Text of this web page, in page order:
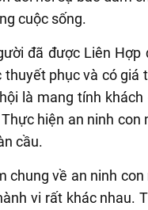
cuộc sống.
đã được Liên
phục và có
là mang tính
hiện an ninh
cầu.
chung về an ninh
vi rất khác nhau.